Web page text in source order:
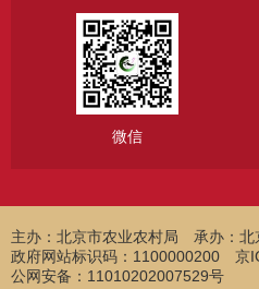
微信
主办：北京市农业农村局
承办：北
政府网站标识码：1100000200 京
公网安备：11010202007529号